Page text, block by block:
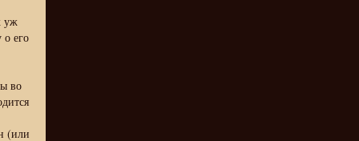
уж
о его
во
(или